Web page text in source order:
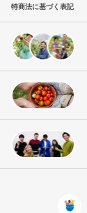
特商法に基づく表記